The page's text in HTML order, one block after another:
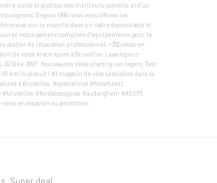
visite et profitez des meilleurs conseils et d’un
oignons. Depuis 1999 nous vous offrons les
sur le marché dans un cadre décontracté et
notre gamme complète d'équipements pour le
atelier de réparation professionnel. +350 vélos en
de vélos électriques à Bruxelles. Leasing sur-
B2Bike, BNP. Nouveautés vélos électriques légers. Test
45 km/h gratuit ! #1 magasin de vélo spécialisé dans la
à Bruxelles. #specialized #hotwheelz
#bruxelles #foretdesoignes #auderghem #ADEPS
vélos en occasion ou promotion.
, Super deal